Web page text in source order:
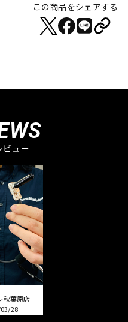
この商品をシェアする
ビュー
秋葉原店
28